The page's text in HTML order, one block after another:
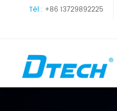
Tél : +86 13729892225